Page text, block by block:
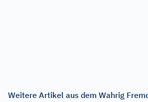
Weitere Artikel aus dem Wahrig